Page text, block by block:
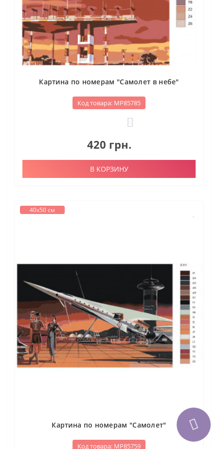
Картина по номерам "Самолет в небе"
Код товара: МР85785
420 грн.
В КОРЗИНУ
40х50 см
Картина по номерам "Самолет"
Код товара: МР85759